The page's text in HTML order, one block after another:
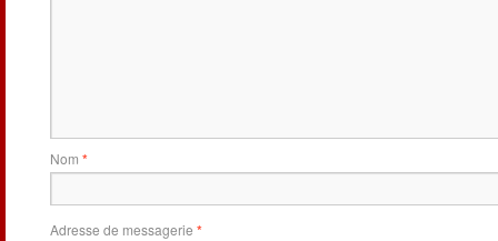
Nom *
Adresse de messagerie *